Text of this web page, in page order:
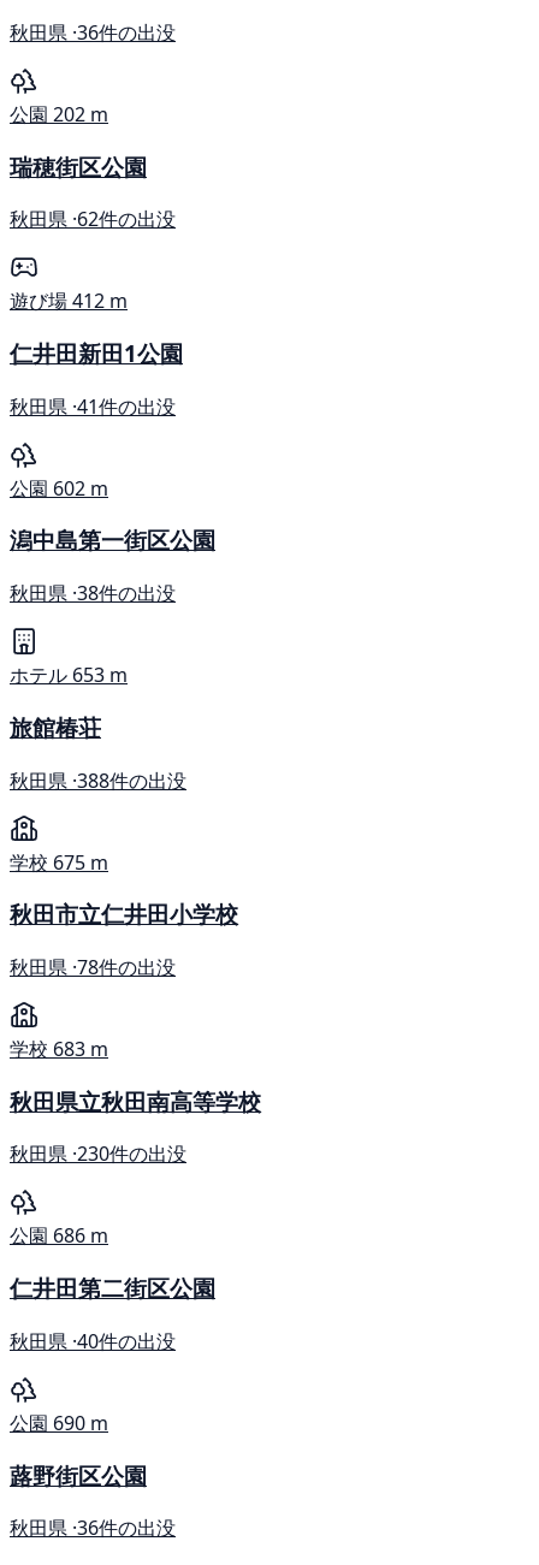
秋田県 ·36件の出没
公園 202 m
瑞穂街区公園
秋田県 ·62件の出没
遊び場412 m
仁井田新田1公園
秋田県 ·41件の出没
公園 602 m
潟中島第一街区公園
秋田県 ·38件の出没
ホテル 653 m
旅館椿荘
秋田県 ·388件の出没
学校 675 m
秋田市立仁井田小学校
秋田県 ·78件の出没
学校 683 m
秋田県立秋田南高等学校
秋田県 ·230件の出没
公園 686 m
仁井田第二街区公園
秋田県 ·40件の出没
公園 690 m
蕗野街区公園
秋田県 ·36件の出没